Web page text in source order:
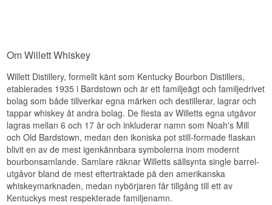
Region/Land: Bardstown, Kentucky, USA
Typ: Kentucky Straight Bourbon Whiskey
ABV: 47 %
Storlek: 70 CL
Smakprofil
Mjuk · Vaniljpräglad · Rund · Sötmefylld
Se hela vårt sortiment avWillett
Doften är mjuk med karamell, vanilj och ett stänk
frukt.
Smak
Smaken bjuder på honung, brunt socker och lätt
krydda.
Eftersmak
Eftersmaken är medellång, mjuk och rund.
Specifikationer
Om Willett Whiskey
Willett Distillery, formellt känt som Kentucky Bourbon Distillers,
etablerades 1935 i Bardstown och är ett familjeägt och familjedrivet
bolag som både tillverkar egna märken och destillerar, lagrar och
tappar whiskey åt andra bolag. De flesta av Willetts egna utgåvor
lagras mellan 6 och 17 år och inkluderar namn som Noah's Mill
och Old Bardstown, medan den ikoniska pot still-formade flaskan
blivit en av de mest igenkännbara symbolerna inom modernt
bourbonsamlande. Samlare räknar Willetts sällsynta single barrel-
utgåvor bland de mest eftertraktade på den amerikanska
whiskeymarknaden, medan nybörjaren får tillgång till ett av
Kentuckys mest respekterade familjenamn.